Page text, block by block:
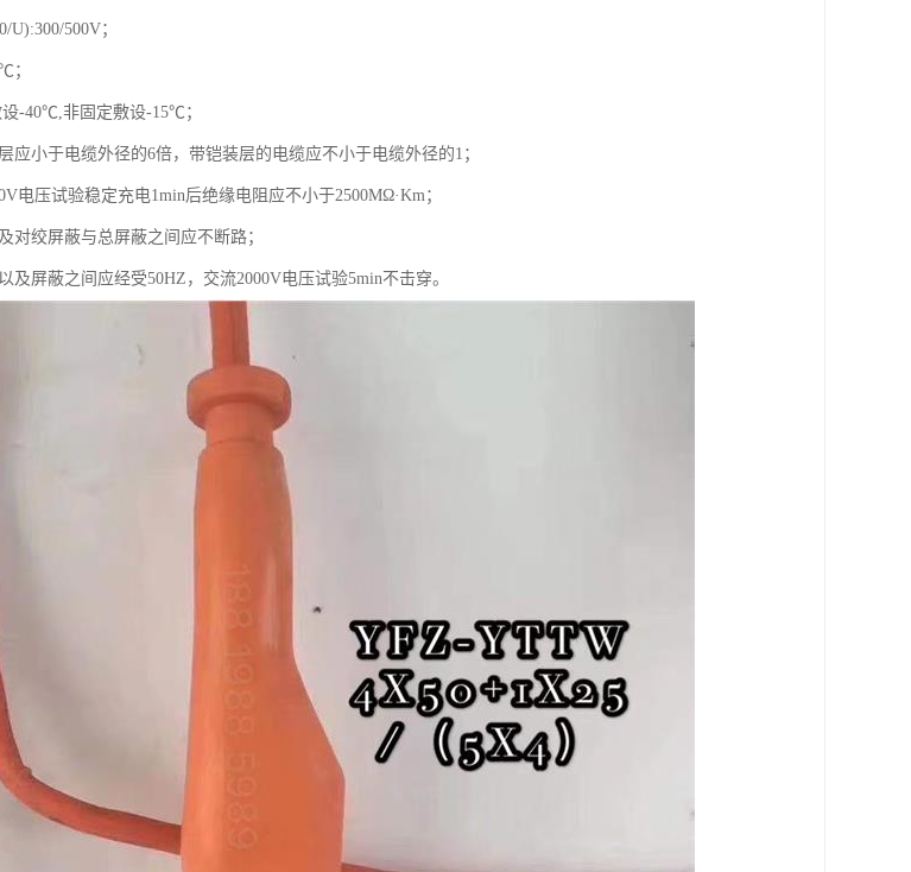
500V；
；
-40℃,非固定敷设-15℃；
应小于电缆外径的6倍，带铠装层的电缆应不小于电缆外径的1；
电压试验稳定充电1min后绝缘电阻应不小于2500MΩ·Km；
对绞屏蔽与总屏蔽之间应不断路；
及屏蔽之间应经受50HZ，交流2000V电压试验5min不击穿。